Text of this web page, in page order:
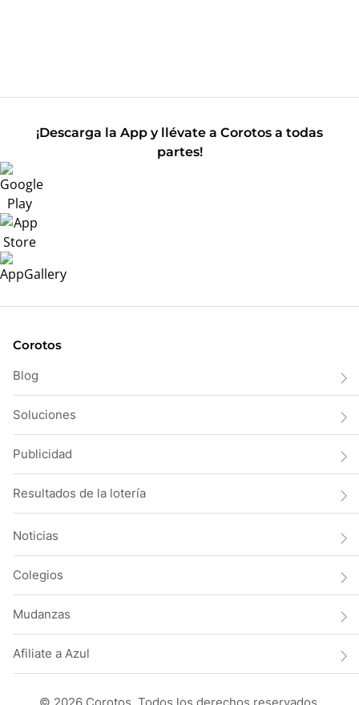
¡Descarga la App y llévate a Corotos a todas
partes!
Corotos
Blog
Soluciones
Publicidad
Resultados de la lotería
Noticias
Colegios
Mudanzas
Afiliate a Azul